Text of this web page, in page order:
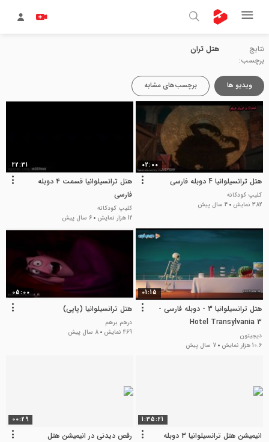
نتایج
برچسب:
هتل تران
ویدیو ها برچسب‌های مشابه
02:00
هتل ترانسیلوانیا 4 دوبله فارسی
کلیپ کودکانه
382 نمایش
4 سال پیش
22:31
هتل ترانسیلوانیا قسمت ۴ دوبله
فارسی
کلیپ کودکانه
12 هزار نمایش
6 سال پیش
01:15
هتل ترانسیلوانیا 3 - دوبله فارسی -
Hotel Transylvania 3
دیجیتون
10.6 هزار نمایش
7 سال پیش
05:00
هتل ترانسیلوانیا (پاپی)
درهم برهم
469 نمایش
8 سال پیش
1:35:21
انیمیشن هتل ترانسیلوانیا 3 دوبله
00:29
رقص دیدنی در انیمیشن هتل